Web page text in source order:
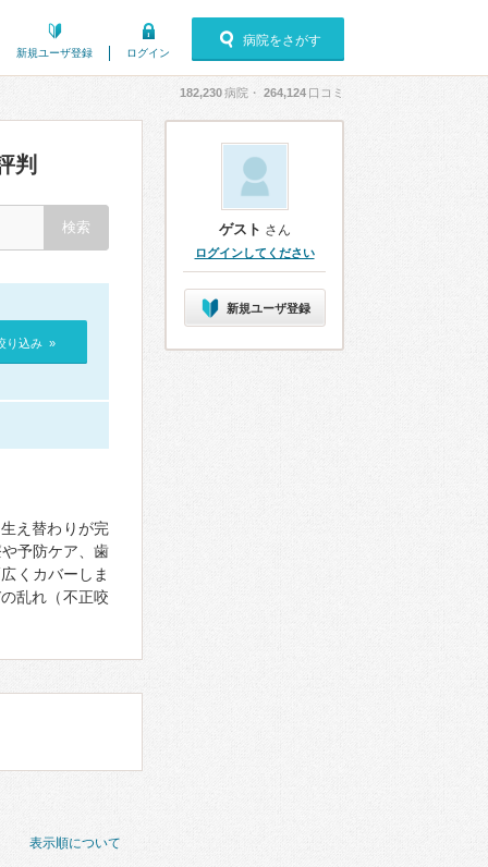
新規ユーザ登録 ログイン
病院をさがす
182,230病院・ 264,124 口コミ
判
り込み »
え替わりが完
予防ケア、歯
くカバーしま
乱れ（不正咬
表示順について
ゲスト さん
ログインしてください
新規ユーザ登録